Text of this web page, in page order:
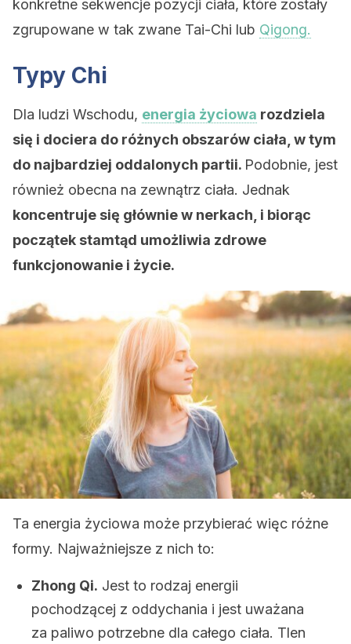
konkretne sekwencje pozycji ciała, które zostały
zgrupowane w tak zwane Tai-Chi lub Qigong.
Typy Chi
Dla ludzi Wschodu, energia życiowa rozdziela
się i dociera do różnych obszarów ciała, w tym
do najbardziej oddalonych partii. Podobnie, jest
również obecna na zewnątrz ciała. Jednak
koncentruje się głównie w nerkach, i biorąc
początek stamtąd umożliwia zdrowe
funkcjonowanie i życie.
Ta energia życiowa może przybierać więc różne
formy. Najważniejsze z nich to:
Zhong Qi. Jest to rodzaj energii
pochodzącej z oddychania i jest uważana
za paliwo potrzebne dla całego ciała. Tlen